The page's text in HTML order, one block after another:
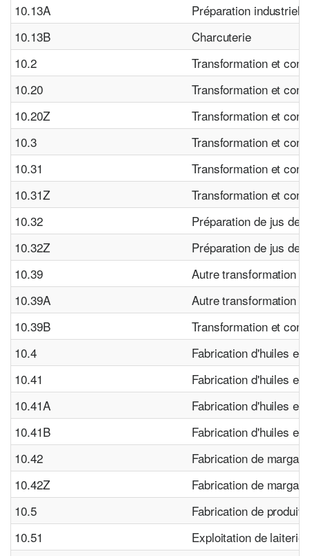
10.13A
Préparation
10.13B
Charcuterie
10.2
Transformation et
10.20
Transformation et
10.20Z
Transformation et
10.3
Transformation et
10.31
Transformation et
10.31Z
Transformation et
10.32
Préparation de jus de
10.32Z
Préparation de jus de
10.39
Autre transformation
10.39A
Autre transformation
10.39B
Transformation et
10.4
Fabrication d'huiles et
10.41
Fabrication d'huiles et
10.41A
Fabrication d'huiles et
10.41B
Fabrication d'huiles et
10.42
Fabrication de
10.42Z
Fabrication de
10.5
Fabrication de
10.51
Exploitation de